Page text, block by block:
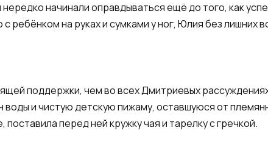
начинали оправдываться ещё до того, как
ребёнком на руках и сумками у ног, Юлия без лишних
поддержки, чем во всех Дмитриевых
воды и чистую детскую пижаму, оставшуюся от
перед ней кружку чая и тарелку с гречкой.